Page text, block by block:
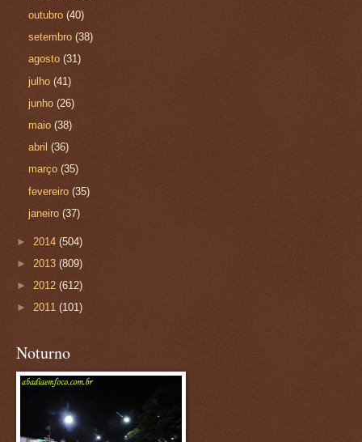
outubro(40)
setembro(38)
agosto(31)
julho(41)
junho(26)
maio(38)
abril(36)
março(35)
fevereiro(35)
janeiro(37)
► 2014 (504)
► 2013 (809)
► 2012 (612)
► 2011 (101)
Noturno